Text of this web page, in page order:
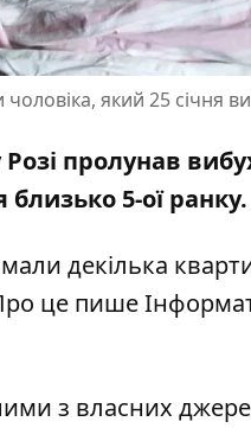
який 25 січня
пролунав
5-ої ранку.
декілька
це пише
з власних